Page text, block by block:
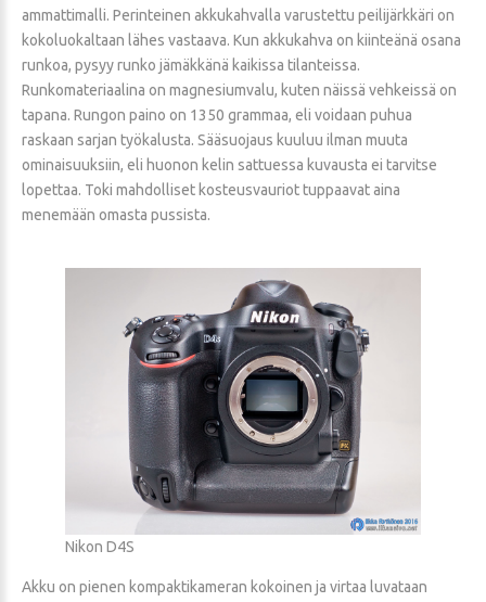
ammattimalli. Perinteinen akkukahvalla varustettu peilijärkkäri on
kokoluokaltaan lähes vastaava. Kun akkukahva on kiinteänä osana
runkoa, pysyy runko jämäkkänä kaikissa tilanteissa.
Runkomateriaalina on magnesiumvalu, kuten näissä vehkeissä on
tapana. Rungon paino on 1350 grammaa, eli voidaan puhua
raskaan sarjan työkalusta. Sääsuojaus kuuluu ilman muuta
ominaisuuksiin, eli huonon kelin sattuessa kuvausta ei tarvitse
lopettaa. Toki mahdolliset kosteusvauriot tuppaavat aina
menemään omasta pussista.
Nikon D4S
Akku on pienen kompaktikameran kokoinen ja virtaa luvataan